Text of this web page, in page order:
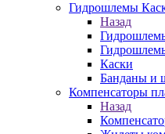
Гидрошлемы
Назад
Каски
Банданы и
Компенсаторы
Назад